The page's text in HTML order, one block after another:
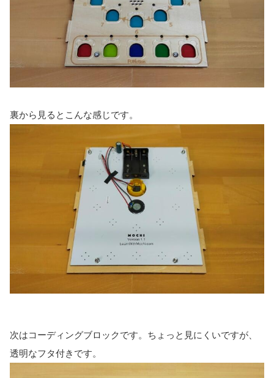
裏から見るとこんな感じです。
次はコーディングブロックです。ちょっと見にくいですが、
透明なフタ付きです。